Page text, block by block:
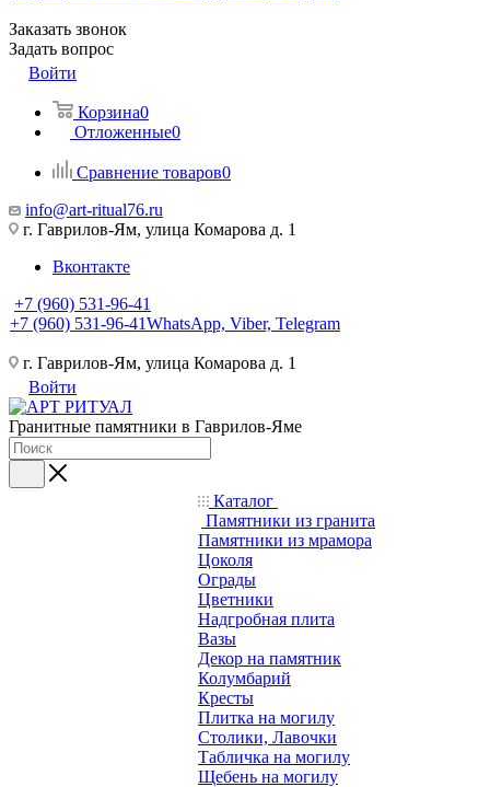
Заказать звонок
Задать вопрос
Войти
Корзина0
Отложенные0
Сравнение товаров0
info@art-ritual76.ru
г. Гаврилов-Ям, улица Комарова д. 1
Вконтакте
+7 (960) 531-96-41
+7 (960) 531-96-41WhatsApp, Viber, Telegram
г. Гаврилов-Ям, улица Комарова д. 1
Войти
Гранитные памятники в Гаврилов-Яме
Каталог
Памятники из гранита
Памятники из мрамора
Цоколя
Ограды
Цветники
Надгробная плита
Вазы
Декор на памятник
Колумбарий
Кресты
Плитка на могилу
Столики, Лавочки
Табличка на могилу
Щебень на могилу